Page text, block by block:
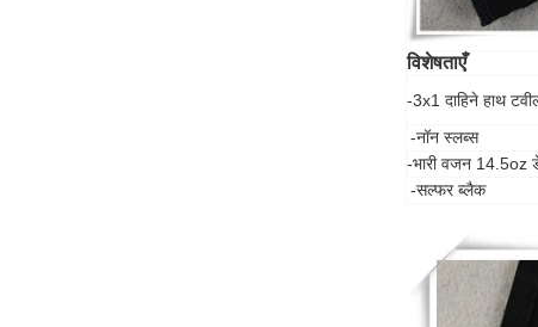
विशेषताएँ
-3x1 दाहिने हाथ
-नॉन स्लब्स
-भारी वजन 14.5oz
-सल्फर ब्लैक